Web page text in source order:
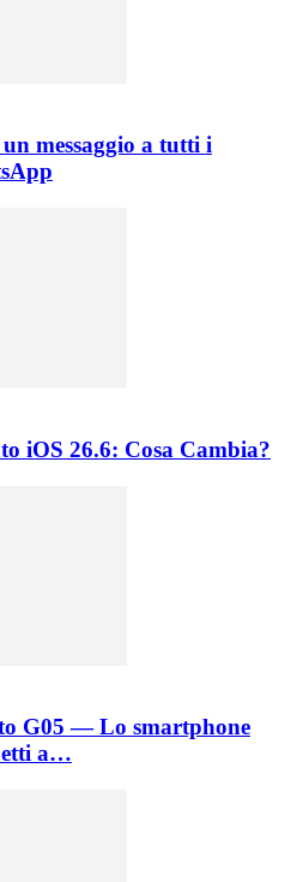
messaggio a tutti i
iOS 26.6: Cosa Cambia?
G05 — Lo smartphone
a…